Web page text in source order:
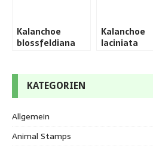
Kalanchoe
blossfeldiana
Kalanchoe
laciniata
KATEGORIEN
Allgemein
Animal Stamps